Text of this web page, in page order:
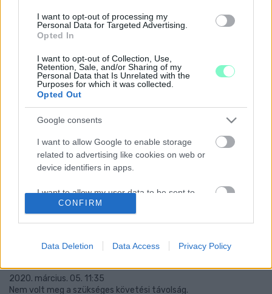
I want to opt-out of processing my
Personal Data for Targeted Advertising.
Opted In
I want to opt-out of Collection, Use,
Retention, Sale, and/or Sharing of my
Personal Data that Is Unrelated with the
Purposes for which it was collected.
Opted Out
Google consents
I want to allow Google to enable storage
related to advertising like cookies on web or
device identifiers in apps.
I want to allow my user data to be sent to
Google for online advertising purposes.
personalized advertising.
I want to allow Google to enable storage
related to analytics like cookies on web or
CONFIRM
Data Deletion Data Access Privacy Policy
2020. május. 18. 16:58
A két román államporgárt gyanúsítják az elmúlt időszakban
elkövetésével.
VASCSŐVEL, VALAMINT GÁZ- ÉS
RIASZTÓFEGYVERREL AKARTA RENDEZNI
VITÁJUKAT KÉT GYŐRI FÉRFI
MOSONMAGYARÓVÁRON
A rendőrök elfogták őket.
ELFOGTÁK AZT A MOSONMAGYARÓVÁRI
FÉRFIT, AKI EGY FIATAL NŐT MOLESZTÁLT
2020. március. 11. 10:29
Simán megtapogatta az utcán a lányt.
ANNYIRA A SEGGÉBEN MENT A MÁSIK AUTÓ,
SZERINT LETOLTA AZ ÚTRÓL A VÉTLEN
2020. március. 05. 11:35
Nem volt meg a szükséges követési távolság.